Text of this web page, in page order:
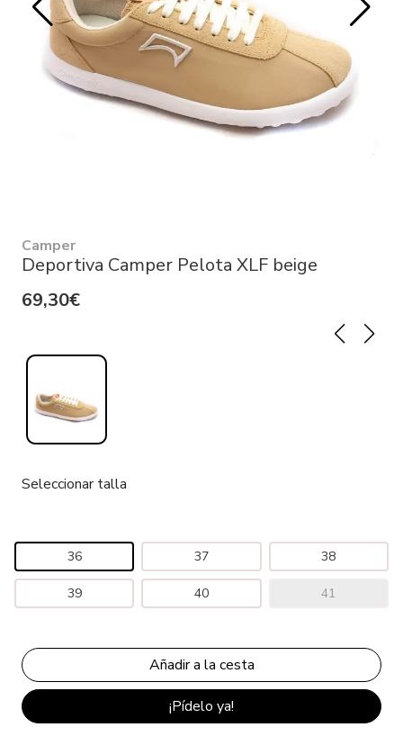
Camper
Deportiva Camper Pelota XLF beige
69,30€
Seleccionar talla
36 37 38
39 40 41
¡Pídelo ya!